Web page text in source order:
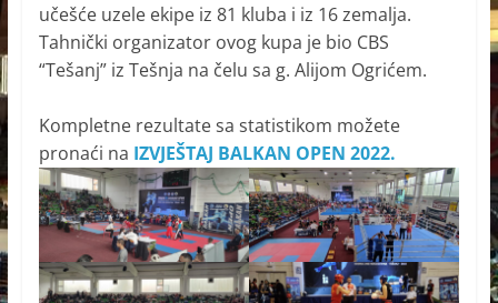
učešće uzele ekipe iz 81 kluba i iz 16 zemalja.
Tahnički organizator ovog kupa je bio CBS
“Tešanj” iz Tešnja na čelu sa g. Alijom Ogrićem.
Kompletne rezultate sa statistikom možete
pronaći na IZVJEŠTAJ BALKAN OPEN 2022.